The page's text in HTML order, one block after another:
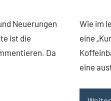
Neuerungen
ist die
Da
Wie im
eine
eine